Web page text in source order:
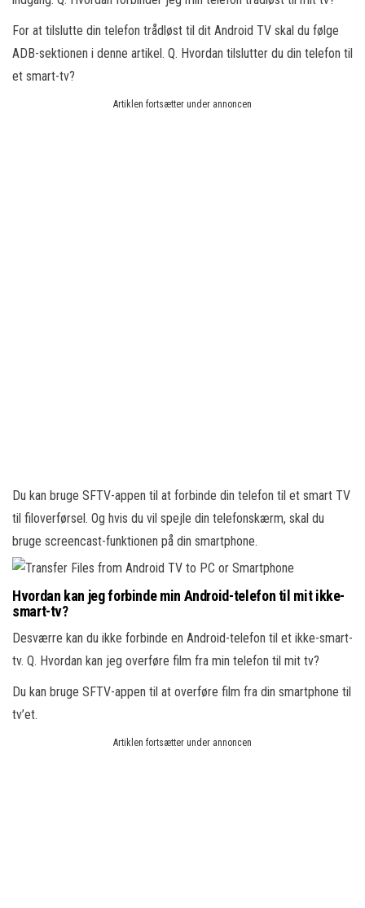
For at tilslutte din telefon trådløst til dit Android TV skal du følge
ADB-sektionen i denne artikel. Q. Hvordan tilslutter du din telefon til
et smart-tv?
Artiklen fortsætter under annoncen
Du kan bruge SFTV-appen til at forbinde din telefon til et smart TV
til filoverførsel. Og hvis du vil spejle din telefonskærm, skal du
bruge screencast-funktionen på din smartphone.
Hvordan kan jeg forbinde min Android-telefon til mit ikke-
smart-tv?
Desværre kan du ikke forbinde en Android-telefon til et ikke-smart-
tv. Q. Hvordan kan jeg overføre film fra min telefon til mit tv?
Du kan bruge SFTV-appen til at overføre film fra din smartphone til
tv’et.
Artiklen fortsætter under annoncen